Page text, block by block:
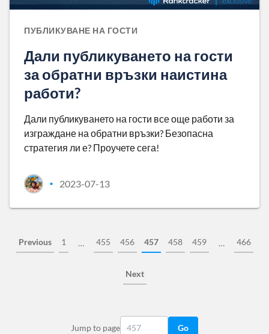
ПУБЛИКУВАНЕ НА ГОСТИ
Дали публикуването на гости
за обратни връзки наистина
работи?
Дали публикуването на гости все още работи за
изграждане на обратни връзки? Безопасна
стратегия ли е? Проучете сега!
• 2023-07-13
Previous 1 … 455 456 457 458 459 … 466
Next
Jump to page Go